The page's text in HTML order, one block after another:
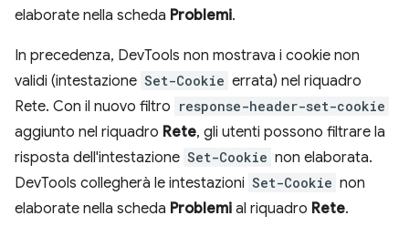
elaborate nella scheda Problemi.
In precedenza, DevTools non mostrava i cookie non
validi (intestazione Set-Cookie errata) nel riquadro
Rete. Con il nuovo filtro response-header-set-cookie
aggiunto nel riquadro Rete, gli utenti possono filtrare la
risposta dell'intestazione Set-Cookie non elaborata.
DevTools collegherà le intestazioni Set-Cookie non
elaborate nella scheda Problemi al riquadro Rete.